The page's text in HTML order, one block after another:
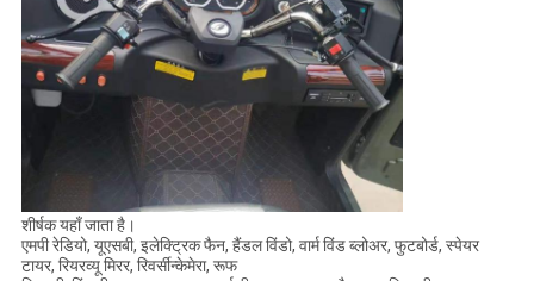
शीर्षक यहाँ जाता है।
एमपी रेडियो, यूएसबी, इलेक्ट्रिक फैन, हैंडल विंडो, वार्म विंड ब्लोअर, फुटबोर्ड, स्पेयर
टायर, रियरव्यू मिरर, रिवर्सीन्केमेरा, रूफ